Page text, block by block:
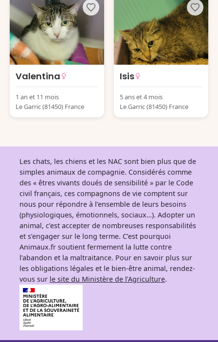
Valentina
1 an et 11 mois
Le Garric (81450) France
Isis
5 ans et 4 mois
Le Garric (81450) France
Les chats, les chiens et les NAC sont bien plus que de
simples animaux de compagnie. Considérés comme
des « êtres vivants doués de sensibilité » par le Code
civil français, ces compagnons de vie comptent sur
nous pour répondre à l’ensemble de leurs besoins
(physiologiques, émotionnels, sociaux…). Adopter un
animal, c’est accepter de nombreuses responsabilités
et s’engager sur le long terme. C’est pourquoi
Animaux.fr soutient fermement la lutte contre
l’abandon et la maltraitance. Pour en savoir plus sur
les obligations légales et le bien-être animal, rendez-
vous sur le site du Ministère de l’Agriculture.